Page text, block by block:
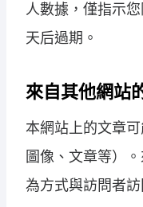
人數據，僅指示
天后過期。
來自其他網站
本網站上的文章
圖像、文章等）
為方式與訪問者